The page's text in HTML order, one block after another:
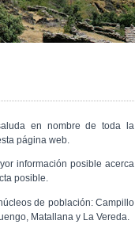
en nombre de toda la
página web.
información posible acerca
posible.
de población: Campillo
Matallana y La Vereda.